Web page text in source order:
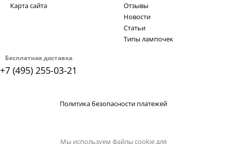
Бесплатная доставка
+7 (495) 255-03-21
Карта сайта
Отзывы
Новости
Статьи
Типы лампочек
Политика безопасности платежей
Мы используем файлы cookie для